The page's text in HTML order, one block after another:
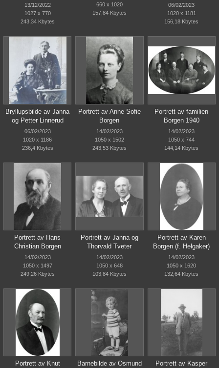
13/12/2022
1027 x 770
243,34 Kbytes
660 x 1020
157,84 Kbytes
06/02/2023
1020 x 1181
156,18 Kbytes
Bryllupsbilde av Janna
og Petter Linnerud
06/02/2023
1020 x 1186
236,4 Kbytes
Portrett av Anne Sofie
Borgen
14/02/2023
1050 x 1502
243,53 Kbytes
Portrett av familien
Borgen 1940
14/02/2023
1050 x 744
144,14 Kbytes
Portrett av Hans
Christian Borgen
14/02/2023
1050 x 1497
249,26 Kbytes
Portrett av Janna og
Thorvald Tveter
14/02/2023
1050 x 648
103,84 Kbytes
Portrett av Karen
Borgen (f. Helgaker)
14/02/2023
1050 x 1620
132,64 Kbytes
Portrett av Knut
Barnebilde av Osmund
Portrett av Kasper